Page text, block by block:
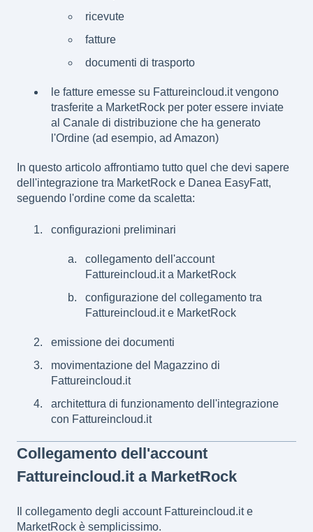
ricevute
fatture
documenti di trasporto
le fatture emesse su Fattureincloud.it vengono
trasferite a MarketRock per poter essere inviate
al Canale di distribuzione che ha generato
l'Ordine (ad esempio, ad Amazon)
In questo articolo affrontiamo tutto quel che devi sapere
dell'integrazione tra MarketRock e Danea EasyFatt,
seguendo l'ordine come da scaletta:
configurazioni preliminari
collegamento dell'account
Fattureincloud.it a MarketRock
configurazione del collegamento tra
Fattureincloud.it e MarketRock
emissione dei documenti
movimentazione del Magazzino di
Fattureincloud.it
architettura di funzionamento dell'integrazione
con Fattureincloud.it
Collegamento dell'account
Fattureincloud.it a MarketRock
Il collegamento degli account Fattureincloud.it e
MarketRock è semplicissimo.